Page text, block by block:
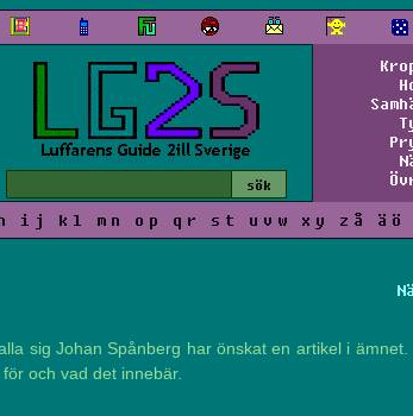
i j k l m n o p q r s t u v w x y z å ä ö
sig Johan Spånberg har önskat en artikel i ämnet.
och vad det innebär.